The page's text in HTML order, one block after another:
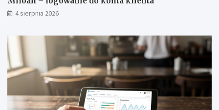
4 sierpnia 2026